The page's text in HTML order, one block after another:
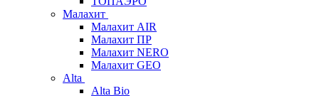
Малахит
Малахит AIR
Малахит ПР
Малахит NERO
Малахит GEO
Alta
Alta Bio